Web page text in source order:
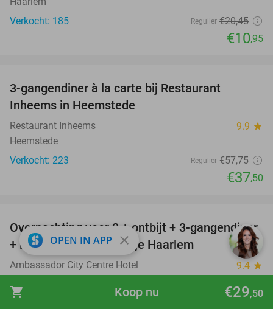
shopping_cart €29,50
Koop nu
Verkocht: 185
Regulier €20,45
€10,95
3-gangendiner à la carte bij Restaurant
Inheems in Heemstede
Restaurant Inheems 9.9 star
Heemstede
Verkocht: 223
Regulier €57,75
€37,50
22%
Overnachting voor 2 + ontbijt + 3-gangendiner
+ late check-out in hartje Haarlem
Ambassador City Centre Hotel 9.4 star
Verkocht: 45
€281
OPEN IN APP close